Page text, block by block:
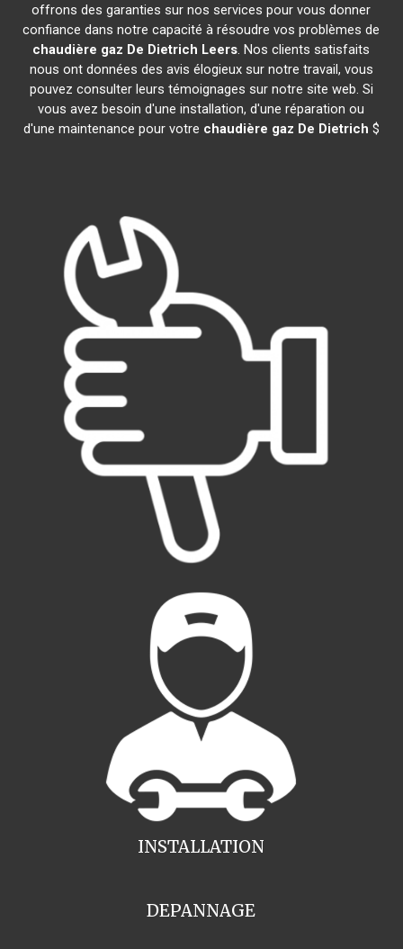
offrons des garanties sur nos services pour vous donner
confiance dans notre capacité à résoudre vos problèmes de
chaudière gaz De Dietrich Leers. Nos clients satisfaits
nous ont données des avis élogieux sur notre travail, vous
pouvez consulter leurs témoignages sur notre site web. Si
vous avez besoin d'une installation, d'une réparation ou
d'une maintenance pour votre chaudière gaz De Dietrich $
INSTALLATION
DEPANNAGE